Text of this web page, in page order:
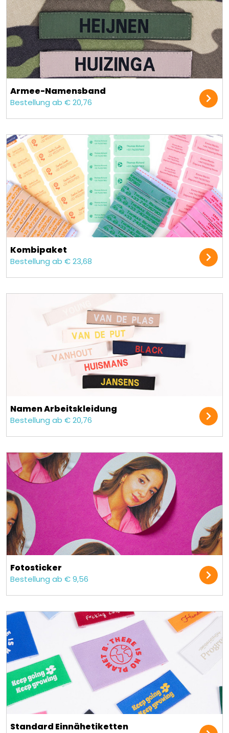
Armee-Namensband
Bestellung ab € 20,76
Kombipaket
Bestellung ab € 23,68
Namen Arbeitskleidung
Bestellung ab € 20,76
Fotosticker
Bestellung ab € 9,56
Standard Einnähetiketten